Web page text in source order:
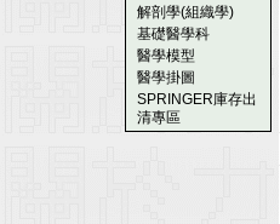
解剖學(組織學)
基礎醫學科
醫學模型
醫學掛圖
SPRINGER庫存出
清專區